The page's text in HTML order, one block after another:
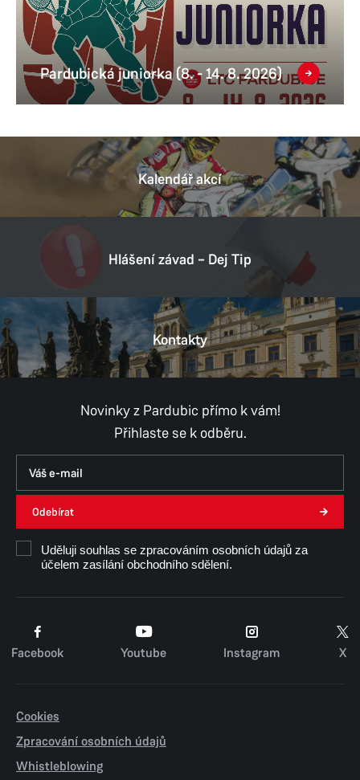
Pardubická juniorka (8. - 14. 8. 2026)
Kalendář akcí
Hlášení závad – Dej Tip
Kontakty
Novinky z Pardubic přímo k vám!
Přihlaste se k odběru.
Odebírat
Uděluji souhlas se zpracováním osobních údajů za
účelem zasílání obchodního sdělení.
Facebook Youtube Instagram X
Cookies
Zpracování osobních údajů
Whistleblowing